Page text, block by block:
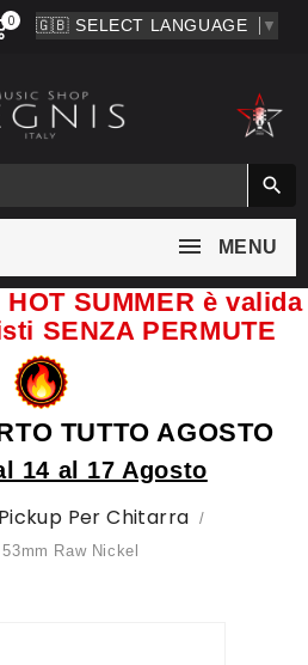
▼
0

MENU
SUMMER è valida
SENZA PERMUTE
TUTTO AGOSTO
14 al 17 Agosto
Pickup Per Chitarra
Raw Nickel